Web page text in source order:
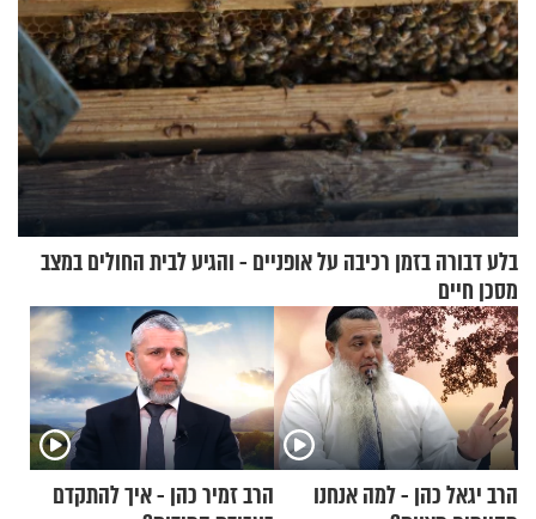
בלע דבורה בזמן רכיבה על אופניים - והגיע לבית החולים במצב
מסכן חיים
הרב יגאל כהן - למה אנחנו
הרב זמיר כהן - איך להתקדם